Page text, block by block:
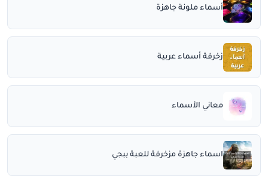
أسماء ملونة جاهزة
زخرفة أسماء عربية
معاني الأسماء
اسماء جاهزة مزخرفة للعبة ببجي